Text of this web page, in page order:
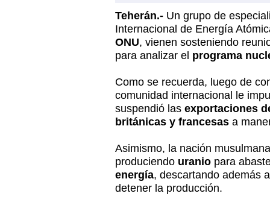
Teherán.- Un grupo de
Internacional de Energía
ONU, vienen sosteniendo
para analizar el programa
Como se recuerda, luego de
comunidad internacional le
suspendió las exportaciones
británicas y francesas a
Asimismo, la nación
produciendo uranio para
energía, descartando además
detener la producción.